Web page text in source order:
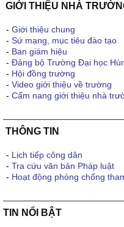
GIỚI THIỆU NHÀ
- Giới thiệu chung
- Sứ mạng, mục tiêu đào tạo
- Ban giám hiệu
- Đảng bộ Trường Đại học
- Hội đồng trường
- Video giới thiệu về trường
- Cẩm nang giới thiệu nhà
THÔNG TIN
- Lịch tiếp công dân
- Tra cứu văn bản Pháp luật
- Hoạt động phòng chống
TIN NỔI BẬT